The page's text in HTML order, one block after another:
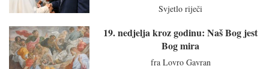
Svjetlo riječi
19. nedjelja kroz godinu: Naš Bog jest
Bog mira
fra Lovro Gavran